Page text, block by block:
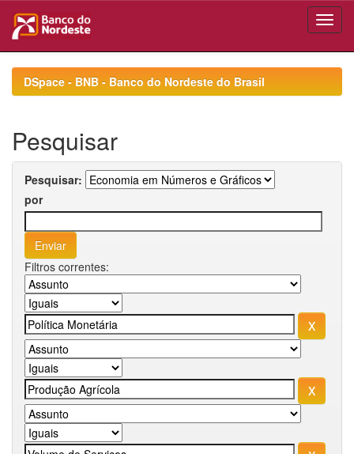
navigationDSpace - BNB - Banco do Nordeste do Brasil
Pesquisar
Pesquisar:
por
Filtros correntes: